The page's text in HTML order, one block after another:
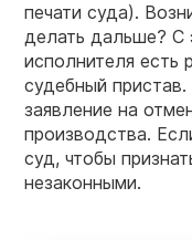
печати суда).
делать дальше? С
исполнителя есть
судебный
заявление на
производства.
суд, чтобы
незаконными.